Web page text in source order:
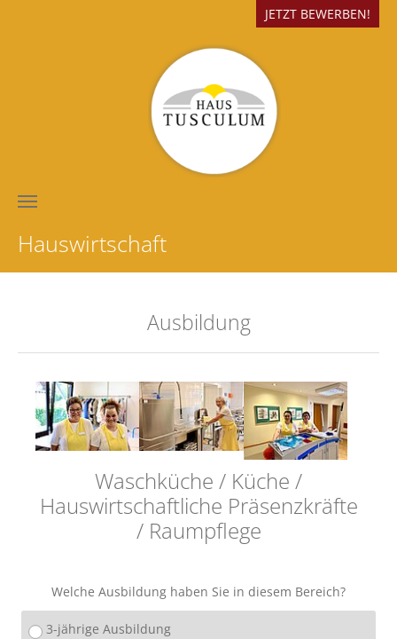
JETZT BEWERBEN!
Hauswirtschaft
Ausbildung
Waschküche / Küche /
Hauswirtschaftliche Präsenzkräfte
/ Raumpflege
Welche Ausbildung haben Sie in diesem Bereich?
3-jährige Ausbildung